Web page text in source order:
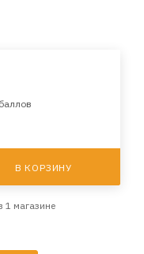
В КОРЗИНУ
1 магазине